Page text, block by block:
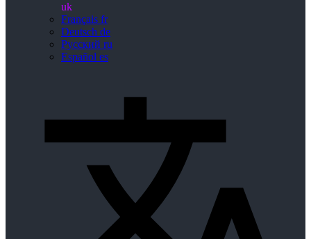
uk
Français fr
Deutsch de
Русский ru
Español es